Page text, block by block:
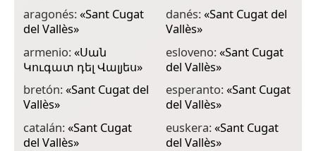
aragonés:«Sant Cugat
del Vallès»
armenio:«Սան
Կուգատ դել Վալյես»
bretón:«Sant Cugat del
Vallès»
catalán:«Sant Cugat
del Vallès»
danés:«Sant Cugat del
Vallès»
esloveno:«Sant Cugat
del Vallès»
esperanto:«Sant Cugat
del Vallès»
euskera:«Sant Cugat
del Vallès»